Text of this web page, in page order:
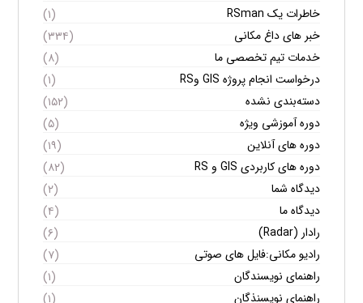
خاطرات یک RSman
(۱)
خبر های داغ مکانی
(۳۳۴)
خدمات تیم تخصصی ما
(۸)
درخواست انجام پروژه GIS وRS
(۱)
دسته‌بندی نشده
(۱۵۲)
دوره آموزشی ویژه
(۵)
دوره های آنلاین
(۱۹)
دوره های کاربردی GIS و RS
(۸۲)
دیدگاه شما
(۲)
دیدگاه ما
(۴)
رادار (Radar)
(۶)
رادیو مکانی:فایل های صوتی
(۷)
راهنمای نویسندگان
(۱)
راهنمای نویسنذگان
(۱)